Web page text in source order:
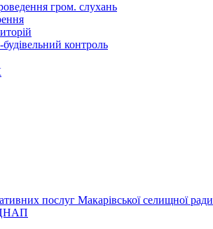
гром. слухань
контроль
послуг Макарівської селищної ради